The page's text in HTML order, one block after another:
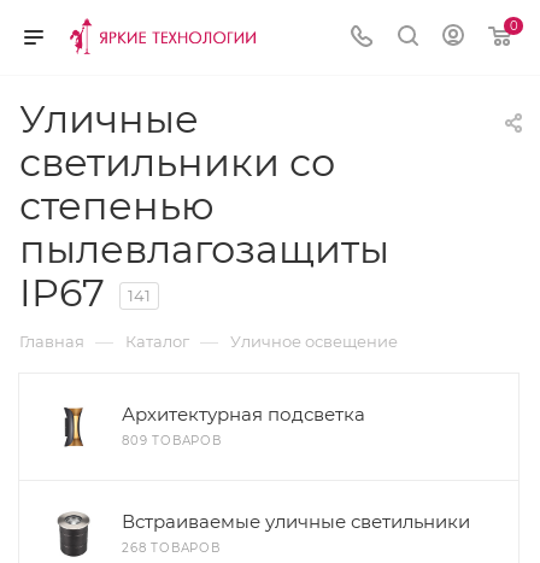
0
Уличные
светильники со
степенью
пылевлагозащиты
IP67
141
Главная — Каталог — Уличное освещение
Архитектурная подсветка
809 ТОВАРОВ
Встраиваемые уличные светильники
268 ТОВАРОВ